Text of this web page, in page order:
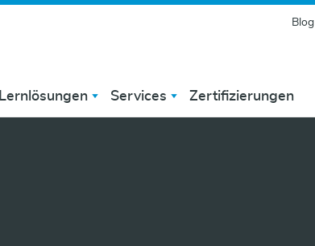
Blog
Lernlösungen Services Zertifizierungen